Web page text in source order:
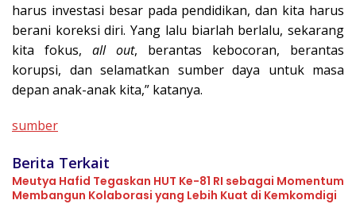
harus investasi besar pada pendidikan, dan kita harus
berani koreksi diri. Yang lalu biarlah berlalu, sekarang
kita fokus, all out, berantas kebocoran, berantas
korupsi, dan selamatkan sumber daya untuk masa
depan anak-anak kita,” katanya.
sumber
Berita Terkait
Meutya Hafid Tegaskan HUT Ke-81 RI sebagai Momentum
Membangun Kolaborasi yang Lebih Kuat di Kemkomdigi